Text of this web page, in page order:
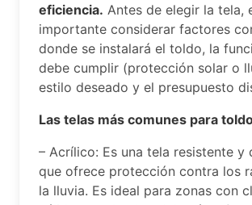
eficiencia. Antes de elegir la tela,
importante considerar factores
donde se instalará el toldo, la
debe cumplir (protección solar o
estilo deseado y el presupuesto
Las telas más comunes para
– Acrílico: Es una tela resistente y
que ofrece protección contra los
la lluvia. Es ideal para zonas con